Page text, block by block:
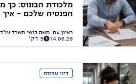
מלכודת הבונוס: כך
הפנסיה שלכם - איך
ראיון עם: משה בושי משרד עו"ד
14.06.26 5 דק'
דיני עבודה